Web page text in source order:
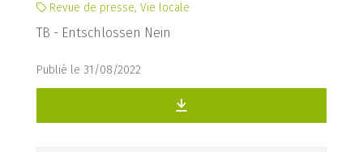
Revue de presse, Vie locale
TB - Entschlossen Nein
Publié le 31/08/2022